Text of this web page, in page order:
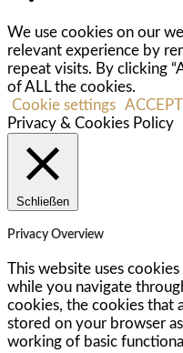
We use cookies on our
relevant experience by
repeat visits. By clicking
of ALL the cookies.
Cookie settings ACCEPT
Privacy & Cookies Policy
Schließen
Privacy Overview
This website uses
while you navigate
cookies, the cookies that
stored on your browser
working of basic